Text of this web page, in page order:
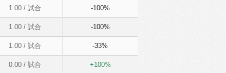
1.00/ 試合 -100%
1.00/ 試合 -100%
1.00/ 試合 -33%
0.00/ 試合 +100%